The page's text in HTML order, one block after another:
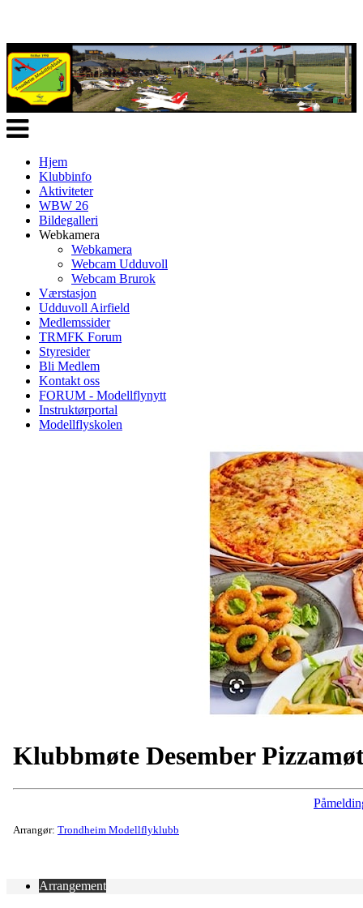
Veksle
navigasjon
Hjem
Klubbinfo
Aktiviteter
WBW 26
Bildegalleri
Webkamera
Webkamera
Webcam Udduvoll
Webcam Brurok
Værstasjon
Udduvoll Airfield
Medlemssider
TRMFK Forum
Styresider
Bli Medlem
Kontakt oss
FORUM - Modellflynytt
Instruktørportal
Modellflyskolen
Klubbmøte Desember
Arrangør: Trondheim Modellflyklubb
Arrangement